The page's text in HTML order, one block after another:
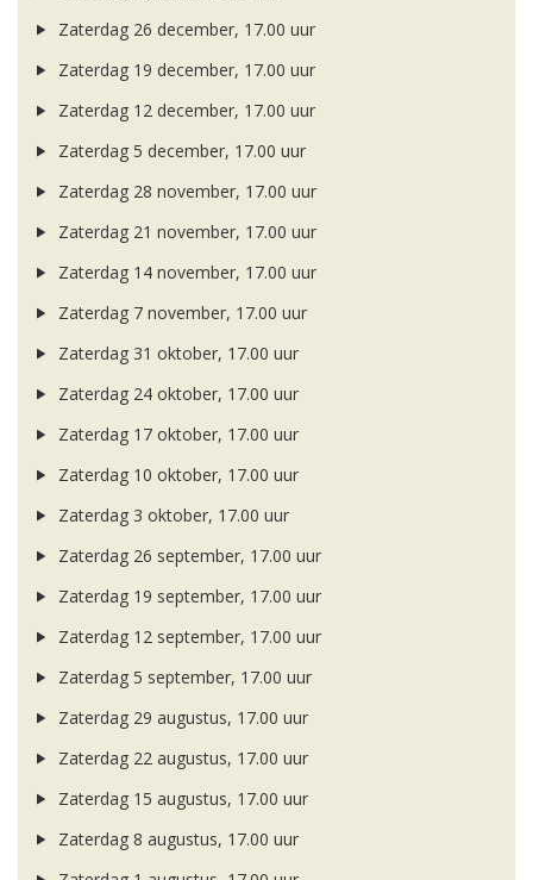
Zaterdag 26 december, 17.00 uur
Zaterdag 19 december, 17.00 uur
Zaterdag 12 december, 17.00 uur
Zaterdag 5 december, 17.00 uur
Zaterdag 28 november, 17.00 uur
Zaterdag 21 november, 17.00 uur
Zaterdag 14 november, 17.00 uur
Zaterdag 7 november, 17.00 uur
Zaterdag 31 oktober, 17.00 uur
Zaterdag 24 oktober, 17.00 uur
Zaterdag 17 oktober, 17.00 uur
Zaterdag 10 oktober, 17.00 uur
Zaterdag 3 oktober, 17.00 uur
Zaterdag 26 september, 17.00 uur
Zaterdag 19 september, 17.00 uur
Zaterdag 12 september, 17.00 uur
Zaterdag 5 september, 17.00 uur
Zaterdag 29 augustus, 17.00 uur
Zaterdag 22 augustus, 17.00 uur
Zaterdag 15 augustus, 17.00 uur
Zaterdag 8 augustus, 17.00 uur